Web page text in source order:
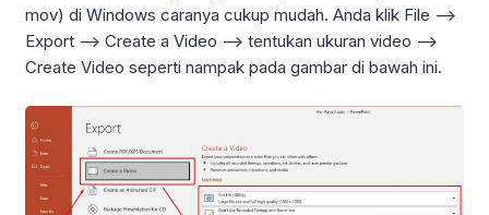
mov) di Windows caranya cukup mudah. Anda klik File –>
Export –> Create a Video –> tentukan ukuran video –>
Create Video seperti nampak pada gambar di bawah ini.